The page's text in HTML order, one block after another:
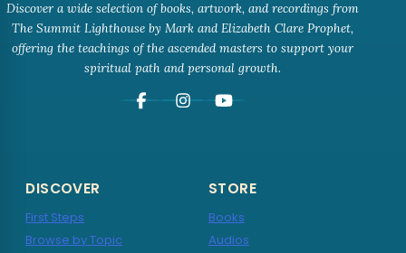
Discover a wide selection of books, artwork, and recordings from
The Summit Lighthouse by Mark and Elizabeth Clare Prophet,
offering the teachings of the ascended masters to support your
spiritual path and personal growth.
DISCOVER
First Steps
Browse by Topic
STORE
Books
Audios